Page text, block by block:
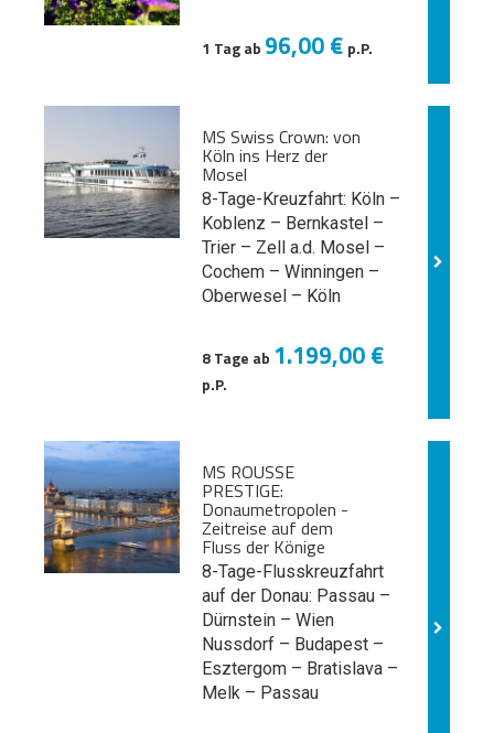
1 Tag ab 96,00 € p.P.
MS Swiss Crown: von
Köln ins Herz der
Mosel
8-Tage-Kreuzfahrt: Köln –
Koblenz – Bernkastel –
Trier – Zell a.d. Mosel –
Cochem – Winningen –
Oberwesel – Köln
8 Tage ab 1.199,00 €
p.P.
MS ROUSSE
PRESTIGE:
Donaumetropolen -
Zeitreise auf dem
Fluss der Könige
8-Tage-Flusskreuzfahrt
auf der Donau: Passau –
Dürnstein – Wien
Nussdorf – Budapest –
Esztergom – Bratislava –
Melk – Passau